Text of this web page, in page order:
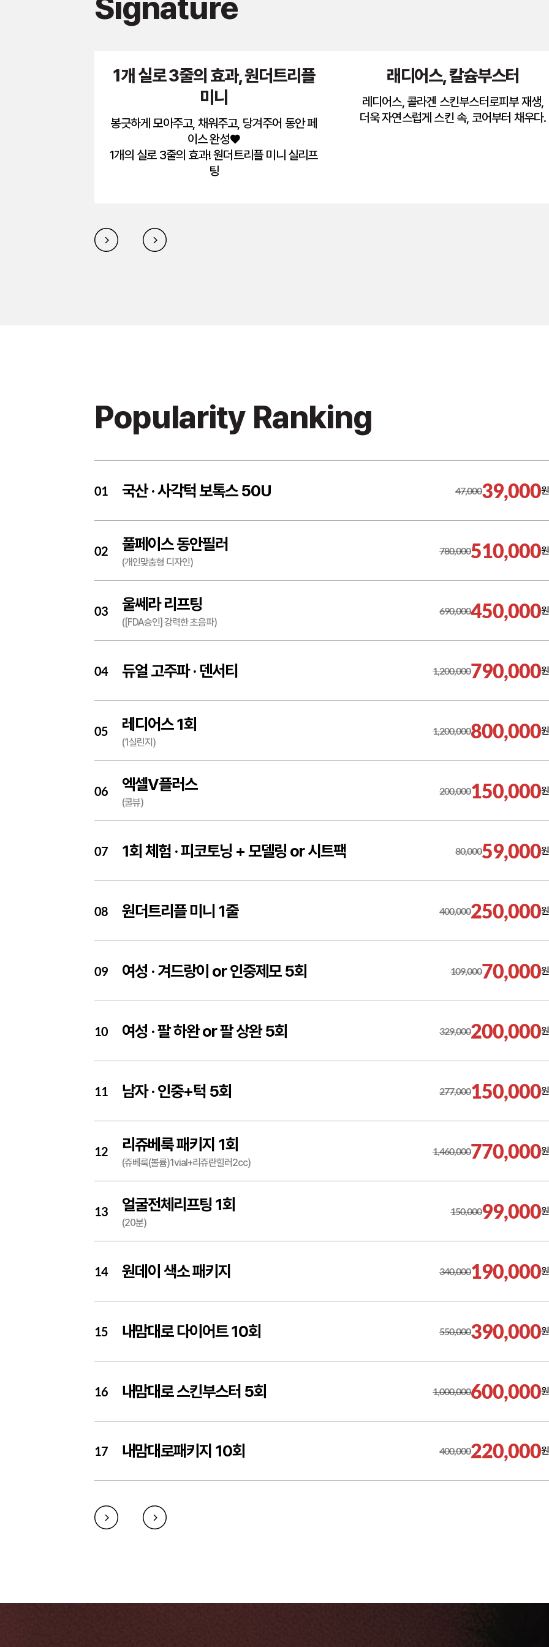
Signature
1개 실로 3줄의 효과, 원더트리플
미니
봉긋하게 모아주고, 채워주고, 당겨주어 동안 페
이스 완성♥
1개의 실로 3줄의 효과! 원더트리플 미니 실리프
팅
래디어스, 칼슘부스터
레디어스, 콜라겐 스킨부스터로피부 재생,
더욱 자연스럽게 스킨 속, 코어부터 채우다.
Popularity Ranking
01 국산 ·사각턱 보톡스 50U 47,00039,000원
02 풀페이스 동안필러
(개인맞춤형 디자인)
780,000510,000원
03 울쎄라 리프팅
([FDA승인] 강력한 초음파)
690,000450,000원
04 듀얼 고주파 ·덴서티 1,200,000790,000원
05 레디어스 1회
(1실린지)
1,200,000800,000원
06 엑셀V플러스
(쿨뷰)
200,000150,000원
07 1회 체험 ·피코토닝 + 모델링 or 시트팩 80,00059,000원
08 원더트리플 미니 1줄 400,000250,000원
09 여성 ·겨드랑이 or 인중제모 5회 109,00070,000원
10 여성 ·팔 하완 or 팔 상완 5회 329,000200,000원
11 남자 ·인중+턱 5회 277,000150,000원
12 리쥬베룩 패키지 1회
(쥬베룩(볼륨)1vial+리쥬란힐러2cc)
1,460,000770,000원
13 얼굴전체리프팅 1회
(20분)
150,00099,000원
14 원데이 색소 패키지 340,000190,000원
15 내맘대로 다이어트 10회 550,000390,000원
16 내맘대로 스킨부스터 5회 1,000,000600,000원
17 내맘대로패키지 10회 400,000220,000원